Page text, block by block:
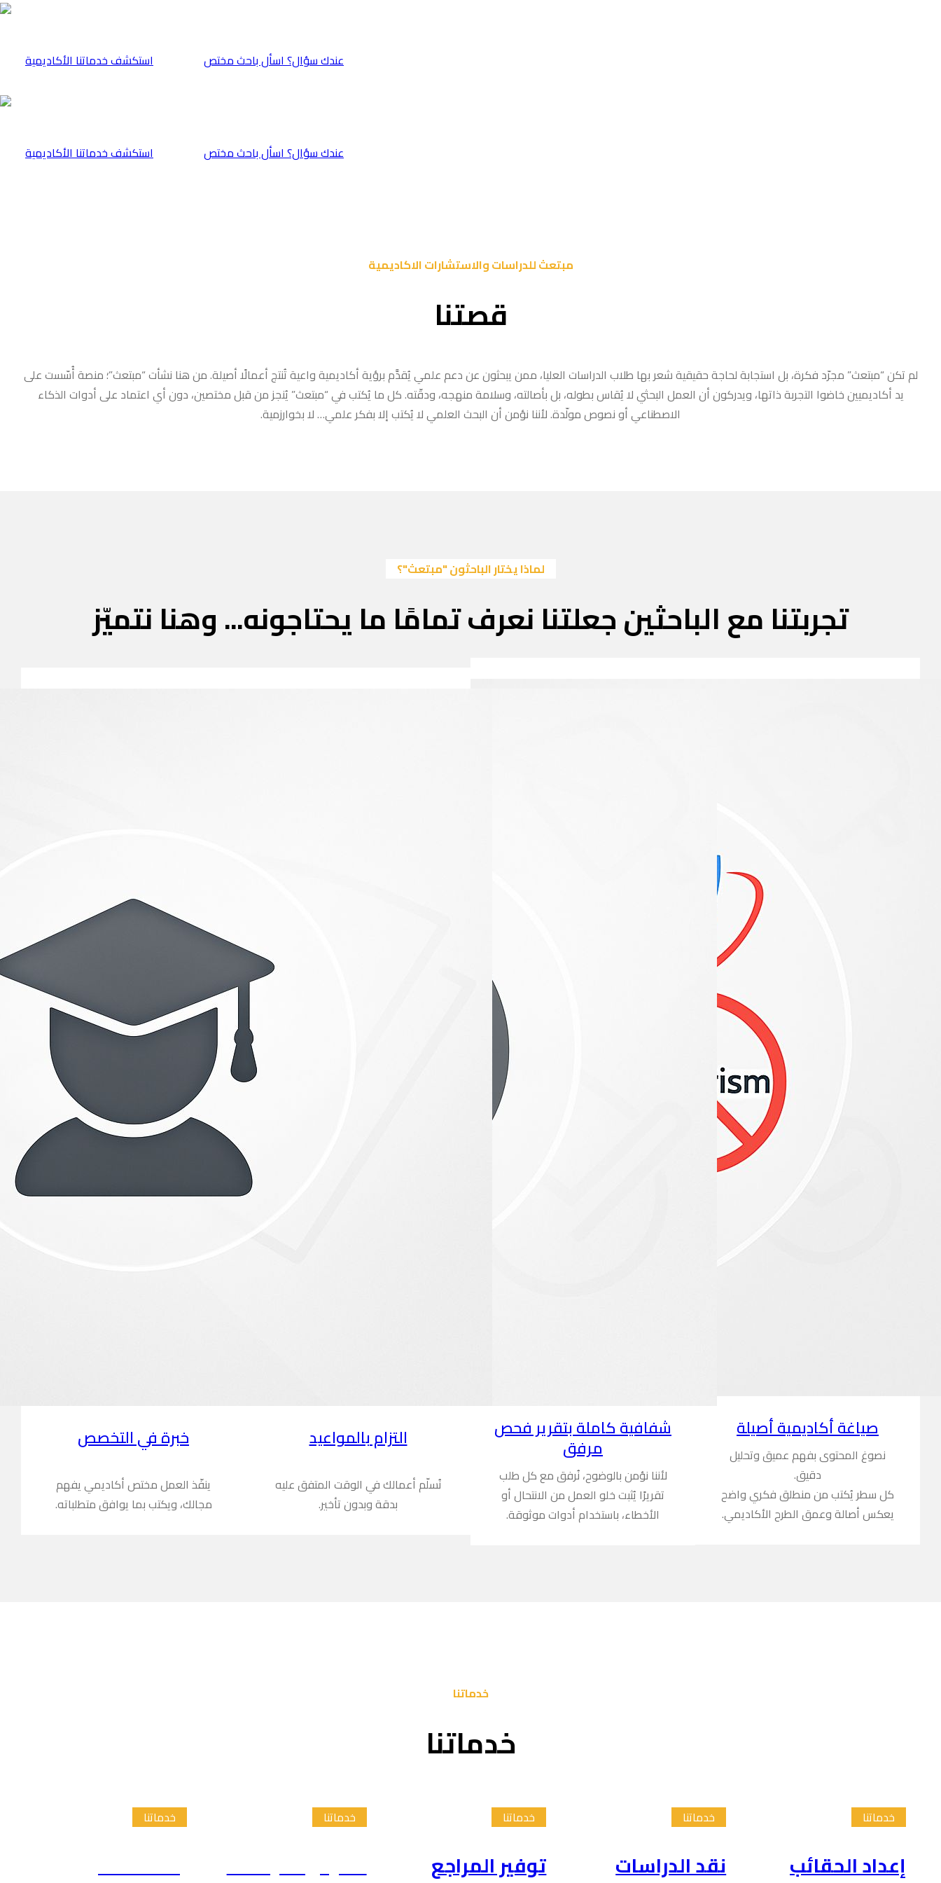
⁠استكشف خدماتنا الأكاديمية عندك سؤال؟ اسأل باحث مختص
⁠استكشف خدماتنا الأكاديمية عندك سؤال؟ اسأل باحث مختص
مبتعث للدراسات والاستشارات الاكاديمية
قصتنا
لم تكن “مبتعث” مجرّد فكرة، بل استجابة لحاجة حقيقية شعر بها طلاب الدراسات العليا، ممن يبحثون عن دعم علمي يُقدَّم برؤية أكاديمية واعية تُنتج أعمالًا أصيلة. من هنا نشأت “مبتعث”؛ منصة أُسّست على
يد أكاديميين خاضوا التجربة ذاتها، ويدركون أن العمل البحثي لا يُقاس بطوله، بل بأصالته، وسلامة منهجه، ودقّته. كل ما يُكتب في “مبتعث” يُنجز من قبل مختصين، دون أي اعتماد على أدوات الذكاء
الاصطناعي أو نصوص مولّدة. لأننا نؤمن أن البحث العلمي لا يُكتب إلا بفكر علمي… لا بخوارزمية.
لماذا يختار الباحثون "مبتعث"؟
تجربتنا مع الباحثين جعلتنا نعرف تمامًا ما يحتاجونه... وهنا نتميّز
صياغة أكاديمية أصيلة
نصوغ المحتوى بفهم عميق وتحليل
دقيق.
كل سطر يُكتب من منطلق فكري واضح
يعكس أصالة وعمق الطرح الأكاديمي.
شفافية كاملة بتقرير فحص
مرفق
لأننا نؤمن بالوضوح، نُرفق مع كل طلب
تقريرًا يُثبت خلو العمل من الانتحال أو
الأخطاء، باستخدام أدوات موثوقة.
التزام بالمواعيد
نُسلّم أعمالك في الوقت المتفق عليه
بدقة وبدون تأخير.
خبرة في التخصص
ينفّذ العمل مختص أكاديمي يفهم
مجالك، ويكتب بما يوافق متطلباته.
خدماتنا
خدماتنا
خدماتنا
إعداد الحقائب
خدماتنا
نقد الدراسات
خدماتنا
توفير المراجع
خدماتنا
تلخيص الدراسات
خدماتنا
إعداد الاطار